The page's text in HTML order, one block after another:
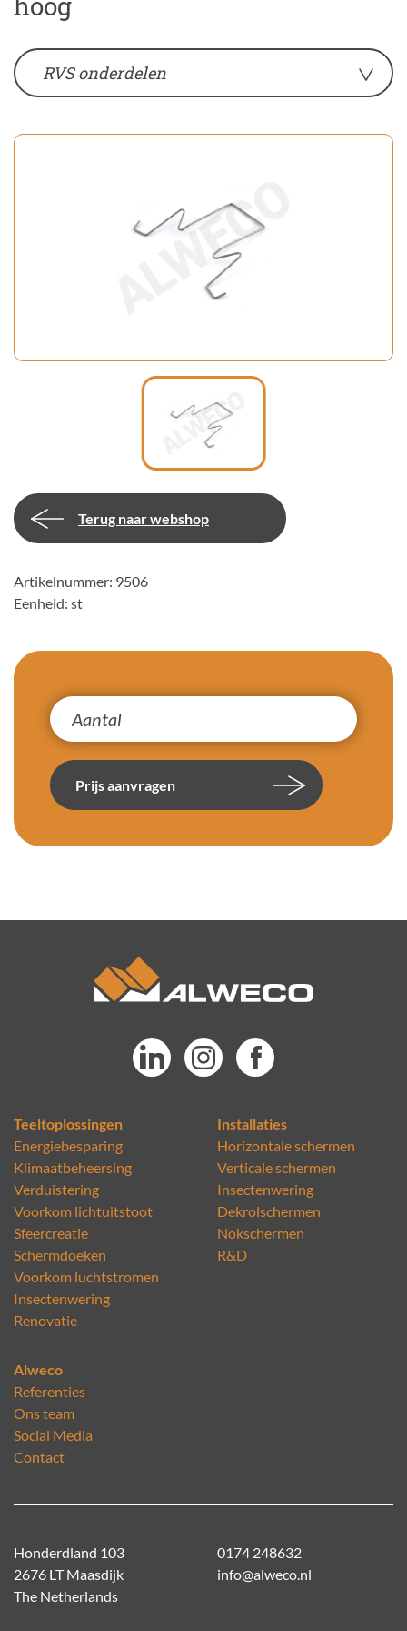
RVS onderdelen
Terug naar webshop
Artikelnummer: 9506
Eenheid: st
Prijs aanvragen
Teeltoplossingen
Energiebesparing
Klimaatbeheersing
Verduistering
Voorkom lichtuitstoot
Sfeercreatie
Schermdoeken
Voorkom luchtstromen
Insectenwering
Renovatie
Installaties
Horizontale schermen
Verticale schermen
Insectenwering
Dekrolschermen
Nokschermen
R&D
Alweco
Referenties
Ons team
Social Media
Contact
Honderdland 103
2676 LT Maasdijk
The Netherlands
0174 248632
info@alweco.nl